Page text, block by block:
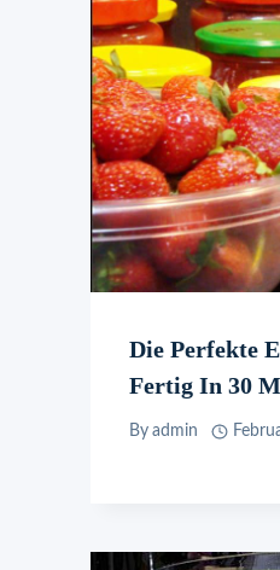
Die Perfekte
Fertig In 30
By admin